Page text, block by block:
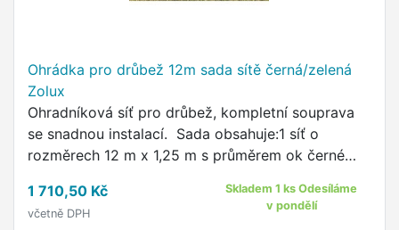
Ohrádka pro drůbež 12m sada sítě černá/zelená
Zolux
Ohradníková síť pro drůbež, kompletní souprava
se snadnou instalací. Sada obsahuje:1 síť o
rozměrech 12 m x 1,25 m s průměrem ok černé
sloupek (pro snadné otevírání a zavírání), 1 dveřní
díl včetně: 1 pružiny + 1 spojovacího dílu pro
1 710,50 Kč
včetně DPH
Skladem 1 ks Odesíláme
v pondělí